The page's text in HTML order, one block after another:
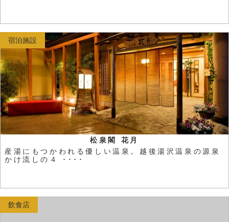
松泉閣 花月
産湯にもつかわれる優しい温泉。越後湯沢温泉の源泉
かけ流しの４ ････
宿泊施設
飲食店